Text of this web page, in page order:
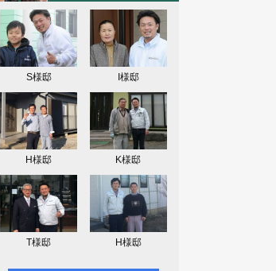
S様邸 I様邸
H様邸 K様邸
T様邸 H様邸